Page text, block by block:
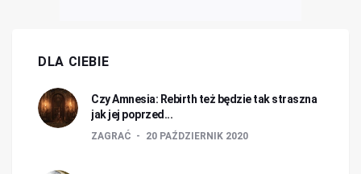
DLA CIEBIE
Czy Amnesia: Rebirth też będzie tak straszna
jak jej poprzed...
ZAGRAĆ 20 PAŹDZIERNIK 2020